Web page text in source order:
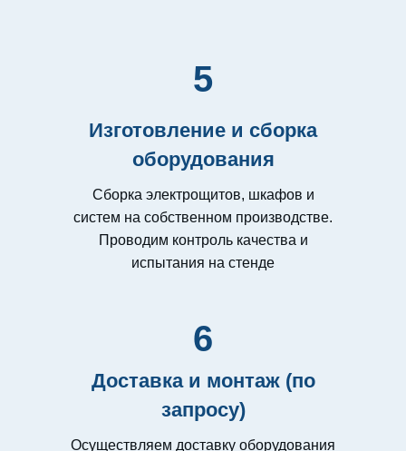
Изготовление и сборка
оборудования
Сборка электрощитов, шкафов и
систем на собственном производстве.
Проводим контроль качества и
испытания на стенде
Доставка и монтаж (по
запросу)
Осуществляем доставку оборудования
5
6